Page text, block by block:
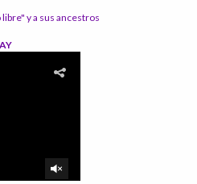
y a sus ancestros